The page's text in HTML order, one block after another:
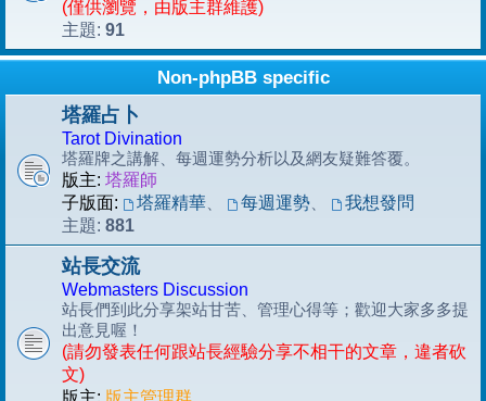
(僅供瀏覽，由版主群維護)
主題: 91
Non-phpBB specific
塔羅占卜
Tarot Divination
塔羅牌之講解、每週運勢分析以及網友疑難答覆。
版主: 塔羅師
子版面:
塔羅精華、 每週運勢、
我想發問
主題: 881
站長交流
Webmasters Discussion
站長們到此分享架站甘苦、管理心得等；歡迎大家多多提
出意見喔！
(請勿發表任何跟站長經驗分享不相干的文章，違者砍
文)
版主: 版主管理群